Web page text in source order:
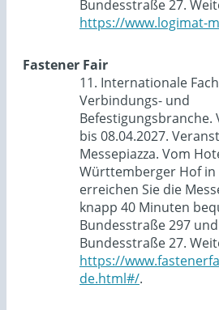
Bundesstraße 27.
https://www.logimat-
Fastener Fair
11. Internationale
Verbindungs- und
Befestigungsbranche.
bis 08.04.2027.
Messepiazza. Vom
Württemberger Hof
erreichen Sie die
knapp 40 Minuten
Bundesstraße 297
Bundesstraße 27.
https://
de.html#/.